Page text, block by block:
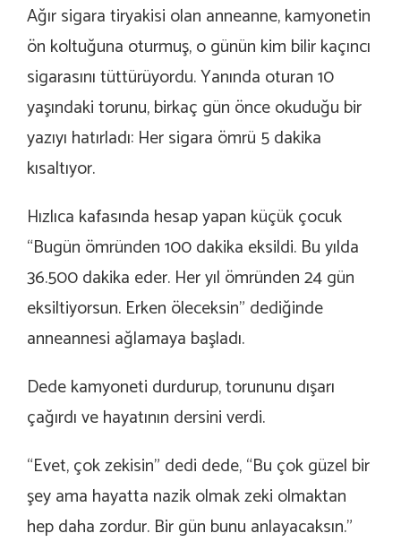
Ağır sigara tiryakisi olan anneanne, kamyonetin
ön koltuğuna oturmuş, o günün kim bilir kaçıncı
sigarasını tüttürüyordu. Yanında oturan 10
yaşındaki torunu, birkaç gün önce okuduğu bir
yazıyı hatırladı: Her sigara ömrü 5 dakika
kısaltıyor.
Hızlıca kafasında hesap yapan küçük çocuk
“Bugün ömründen 100 dakika eksildi. Bu yılda
36.500 dakika eder. Her yıl ömründen 24 gün
eksiltiyorsun. Erken öleceksin” dediğinde
anneannesi ağlamaya başladı.
Dede kamyoneti durdurup, torununu dışarı
çağırdı ve hayatının dersini verdi.
“Evet, çok zekisin” dedi dede, “Bu çok güzel bir
şey ama hayatta nazik olmak zeki olmaktan
hep daha zordur. Bir gün bunu anlayacaksın.”